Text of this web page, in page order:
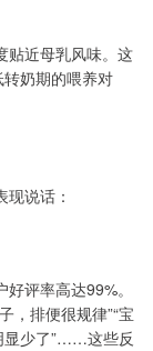
贴近母乳风味。这
奶期的喂养对
说话：
评率高达99%。
，排便很规律”“宝
显少了”……这些反